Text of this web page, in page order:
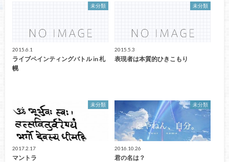
未分類
2015.6.1
ライブペインティングバトル in 札
幌
未分類
2015.5.3
表現者は本質的ひきこもり
未分類
2017.2.17
マントラ
未分類
2016.10.26
君の名は？